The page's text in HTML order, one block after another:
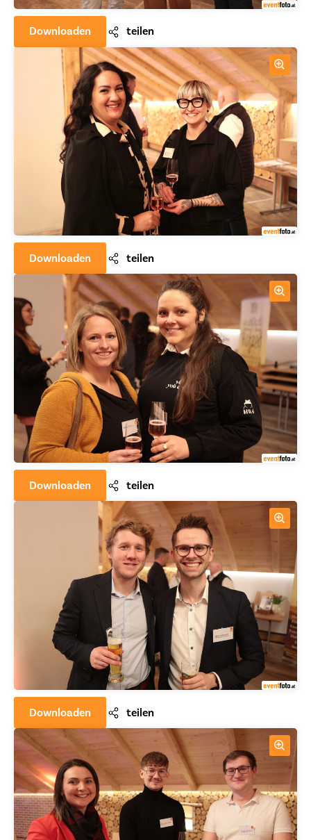
Downloaden teilen
Downloaden teilen
Downloaden teilen
Downloaden teilen